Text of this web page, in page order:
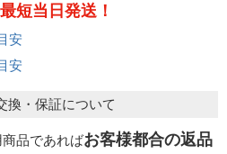
最短当日発送！
安
安
換・保証について
品であればお客様都合の返品